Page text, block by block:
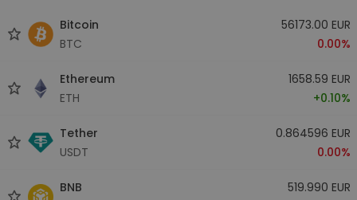
Bitcoin
BTC
56173.00 EUR
0.00%
Ethereum
ETH
1658.59 EUR
+0.10%
Tether
USDT
0.864596 EUR
0.00%
BNB
519.990 EUR